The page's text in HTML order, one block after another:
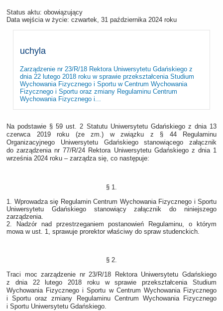
Status aktu: obowiązujący
Data wejścia w życie: czwartek, 31 października 2024 roku
uchyla
Zarządzenie nr 23/R/18 Rektora Uniwersytetu Gdańskiego z
dnia 22 lutego 2018 roku w sprawie przekształcenia Studium
Wychowania Fizycznego i Sportu w Centrum Wychowania
Fizycznego i Sportu oraz zmiany Regulaminu Centrum
Wychowania Fizycznego i...
Na podstawie § 59 ust. 2 Statutu Uniwersytetu Gdańskiego z dnia 13
czerwca 2019 roku (ze zm.) w związku z § 44 Regulaminu
Organizacyjnego Uniwersytetu Gdańskiego stanowiącego załącznik
do zarządzenia nr 77/R/24 Rektora Uniwersytetu Gdańskiego z dnia 1
września 2024 roku – zarządza się, co następuje:
§ 1.
1. Wprowadza się Regulamin Centrum Wychowania Fizycznego i Sportu
Uniwersytetu Gdańskiego stanowiący załącznik do niniejszego
zarządzenia.
2. Nadzór nad przestrzeganiem postanowień Regulaminu, o którym
mowa w ust. 1, sprawuje prorektor właściwy do spraw studenckich.
§ 2.
Traci moc zarządzenie nr 23/R/18 Rektora Uniwersytetu Gdańskiego
z dnia 22 lutego 2018 roku w sprawie przekształcenia Studium
Wychowania Fizycznego i Sportu w Centrum Wychowania Fizycznego
i Sportu oraz zmiany Regulaminu Centrum Wychowania Fizycznego
i Sportu Uniwersytetu Gdańskiego.